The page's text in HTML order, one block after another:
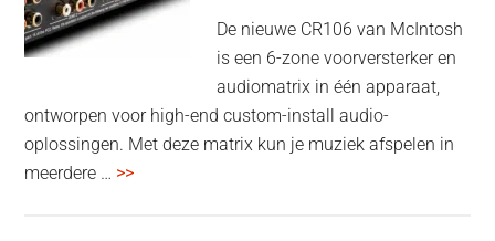
De nieuwe CR106 van McIntosh
is een 6-zone voorversterker en
audiomatrix in één apparaat,
ontworpen voor high-end custom-install audio-
oplossingen. Met deze matrix kun je muziek afspelen in
meerdere … >>overMcIntosh